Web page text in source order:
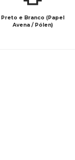
Preto e Branco (Papel
Avena / Pólen)